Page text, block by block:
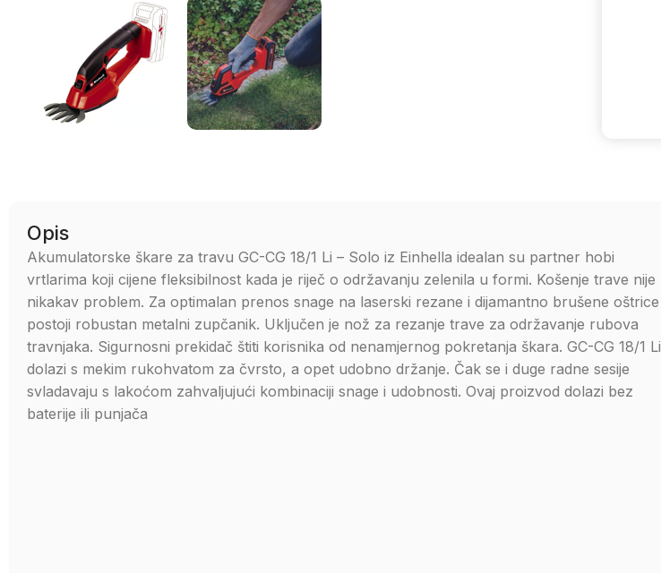
Opis
Akumulatorske škare za travu GC-CG 18/1 Li – Solo iz Einhella idealan su partner hobi
vrtlarima koji cijene fleksibilnost kada je riječ o održavanju zelenila u formi. Košenje trave nije
nikakav problem. Za optimalan prenos snage na laserski rezane i dijamantno brušene oštrice
postoji robustan metalni zupčanik. Uključen je nož za rezanje trave za održavanje rubova
travnjaka. Sigurnosni prekidač štiti korisnika od nenamjernog pokretanja škara. GC-CG 18/1 Li
dolazi s mekim rukohvatom za čvrsto, a opet udobno držanje. Čak se i duge radne sesije
svladavaju s lakoćom zahvaljujući kombinaciji snage i udobnosti. Ovaj proizvod dolazi bez
baterije ili punjača